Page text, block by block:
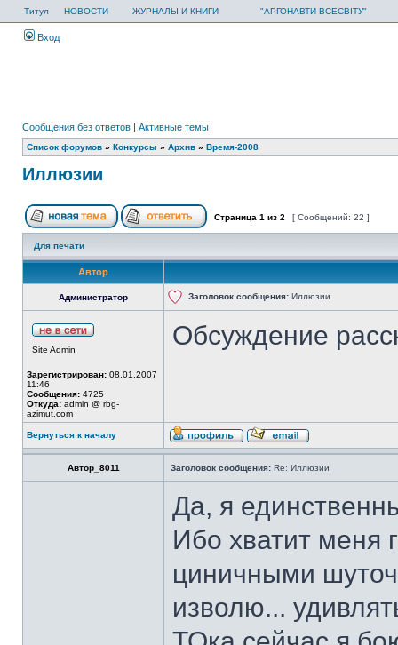
Титул НОВОСТИ ЖУРНАЛЫ И КНИГИ "АРГОНАВТИ ВСЕСВІТУ"
Вход
Сообщения без ответов | Активные темы
Список форумов » Конкурсы » Архив » Время-2008
Иллюзии
Страница 1 из 2 [ Сообщений: 22 ]
Для печати
Автор
Администратор Заголовок сообщения: Иллюзии
Site Admin
Зарегистрирован: 08.01.2007
11:46
Сообщения: 4725
Откуда: admin @ rbg-
azimut.com
Обсуждение
Вернуться к началу
Автор_8011 Заголовок сообщения: Re: Иллюзии
Да, я
Ибо хватит
циничными
изволю...